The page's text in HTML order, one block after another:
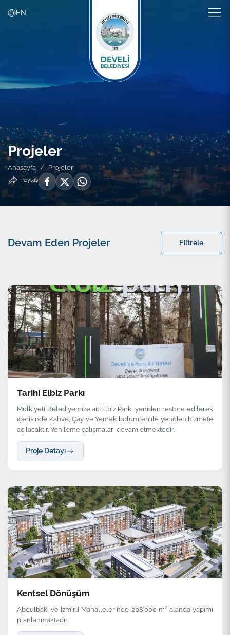
EN
Projeler
Anasayfa Projeler
Paylaş
Devam Eden Projeler Filtrele
Kelime ile Ara
Filtrele Temizle
Tarihi Elbiz Parkı
Mülkiyeti Belediyemize ait Elbiz Parkı yeniden restore edilerek
içerisinde Kahve, Çay ve Yemek bölümleri ile yeniden hizmete
açılacaktır. Yenileme çalışmaları devam etmektedir.
Proje Detayı
Kentsel Dönüşüm
Abdulbaki ve İzmirli Mahallelerinde 208.000 m² alanda yapımı
planlanmaktadır.